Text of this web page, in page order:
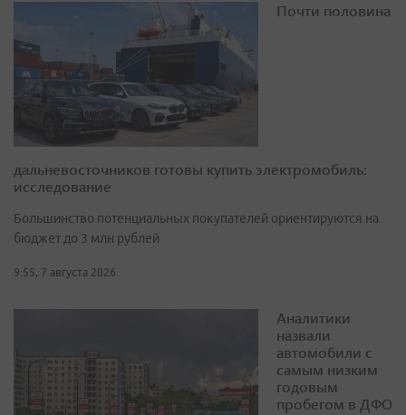
Почти половина
дальневосточников готовы купить электромобиль:
исследование
Большинство потенциальных покупателей ориентируются на
бюджет до 3 млн рублей
9:55, 7 августа 2026
Аналитики
назвали
автомобили с
самым низким
годовым
пробегом в ДФО